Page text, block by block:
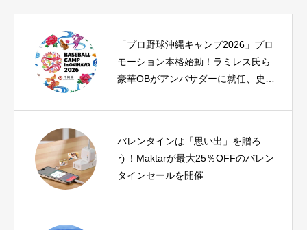
「プロ野球沖縄キャンプ2026」プロ
モーション本格始動！ラミレス氏ら
豪華OBがアンバサダーに就任、史上
バレンタインは「思い出」を贈ろ
う！Maktarが最大25％OFFのバレン
タインセールを開催